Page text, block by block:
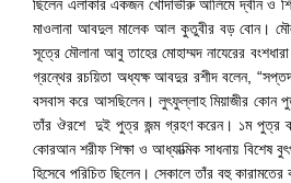
ছিলেন এলাকার একজন খোদাভীরু আলিমে দ্বীন ও
মাওলানা আবদুল মালেক আল কুতুবীর বড় বোন।
সূত্রে মৌলানা আবু তাহের মোহাম্মদ নাযেরের
গ্রন্থের রচয়িতা অধ্যক্ষ আবদুর রশীদ বলেন,
বসবাস করে আসছিলেন। লুৎফুল্লাহ মিয়াজীর কোন
তাঁর ঔরশে দুই পুত্র জন্ম গ্রহণ করেন। ১ম পুত্র
কোরআন শরীফ শিক্ষা ও আধ্যাত্মিক সাধনায় বিশেষ
হিসেবে পরিচিত ছিলেন। সেকালে তাঁর বহু